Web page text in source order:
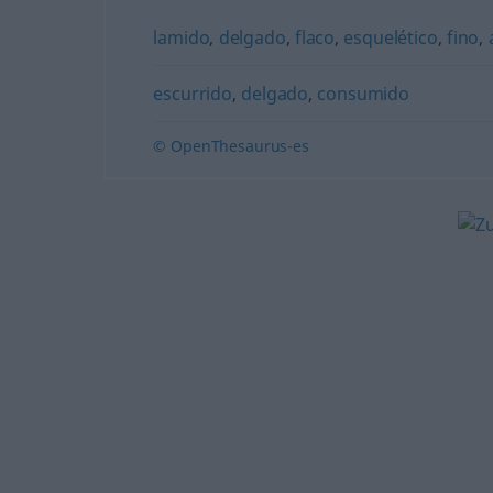
lamido, delgado, flaco, esquelético, fino,
escurrido, delgado, consumido
© OpenThesaurus-es